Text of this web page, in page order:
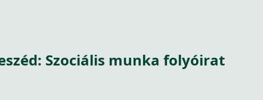
Szociális munka folyóirat